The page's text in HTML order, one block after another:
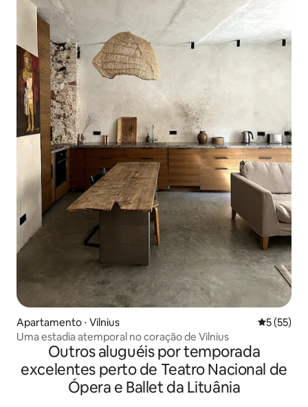
Apartamento ⋅ Vilnius 5 de uma
5 (55)
Uma estadia atemporal no coração de Vilnius
Outros aluguéis por temporada
excelentes perto de Teatro Nacional de
Ópera e Ballet da Lituânia